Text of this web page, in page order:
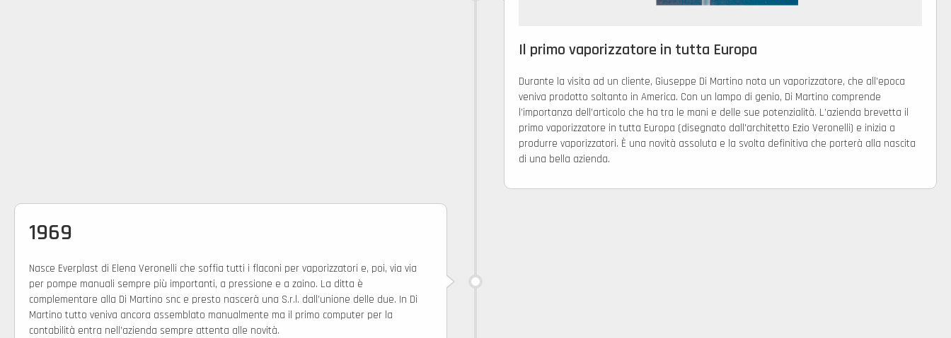
Il primo vaporizzatore in tutta Europa
Durante la visita ad un cliente, Giuseppe Di Martino nota un vaporizzatore, che all’epoca
veniva prodotto soltanto in America. Con un lampo di genio, Di Martino comprende
l’importanza dell’articolo che ha tra le mani e delle sue potenzialità. L’azienda brevetta il
primo vaporizzatore in tutta Europa (disegnato dall’architetto Ezio Veronelli) e inizia a
produrre vaporizzatori. È una novità assoluta e la svolta definitiva che porterà alla nascita
di una bella azienda.
1969
Nasce Everplast di Elena Veronelli che soffia tutti i flaconi per vaporizzatori e, poi, via via
per pompe manuali sempre più importanti, a pressione e a zaino. La ditta è
complementare alla Di Martino snc e presto nascerà una S.r.l. dall’unione delle due. In Di
Martino tutto veniva ancora assemblato manualmente ma il primo computer per la
contabilità entra nell’azienda sempre attenta alle novità.